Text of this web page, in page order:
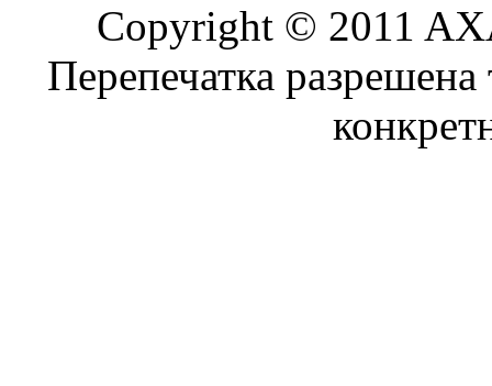
Copyright © 2011
Перепечатка